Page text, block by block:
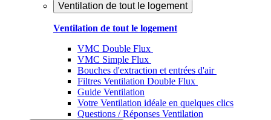
Ventilation de tout le logement
Ventilation de tout le logement
VMC Double Flux
VMC Simple Flux
Bouches d'extraction et entrées d'air
Filtres Ventilation Double Flux
Guide Ventilation
Votre Ventilation idéale en quelques clics
Questions / Réponses Ventilation